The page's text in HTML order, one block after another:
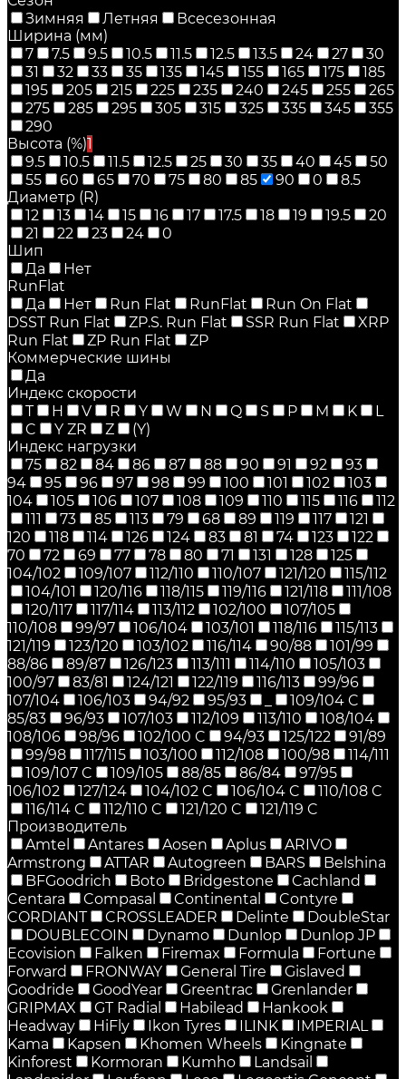
Зимняя
Летняя
Всесезонная
Ширина (мм)
7
7.5 9.5 10.5 11.5 12.5 13.5 24 27
30
31
32 33 35 135 145 155 165 175
185
195
205 215 225 235 240 245 255
265
275
285 295 305 315 325 335 345
355
290
Высота (%)1
9.5
10.5 11.5 12.5 25 30 35 40 45
50
55
60 65 70 75 80 85 90 0
8.5
Диаметр (R)
12
13 14 15 16 17 17.5 18 19 19.5
20
21
22 23 24
0
Шип
Да
Нет
RunFlat
Да
Нет Run Flat RunFlat
Run On Flat
DSST Run Flat
ZP.S. Run Flat SSR Run Flat
XRP
Run Flat
ZP Run Flat
ZP
Коммерческие шины
Да
Индекс скорости
T
H V R Y W N Q S P M K
L
C
Y ZR Z
(Y)
Индекс нагрузки
75
82 84 86 87 88 90 91 92
93
94
95 96 97 98 99 100 101 102
103
104
105 106 107 108 109 110 115 116
112
111
73 85 113 79 68 89 119 117
121
120
118 114 126 124 83 81 74 123
122
70
72 69 77 78 80 71 131 128
125
104/102
109/107 112/110 110/107 121/120
115/112
104/101
120/116 118/115 119/116 121/118
111/108
120/117
117/114 113/112 102/100
107/105
110/108
99/97 106/104 103/101 118/116
115/113
121/119
123/120 103/102 116/114 90/88
101/99
88/86
89/87 126/123 113/111 114/110
105/103
100/97
83/81 124/121 122/119 116/113
99/96
107/104
106/103 94/92 95/93
109/104 C
85/83
96/93 107/103 112/109 113/110
108/104
108/106
98/96 102/100 C 94/93 125/122
91/89
99/98
117/115 103/100 112/108 100/98
114/111
109/107 C
109/105 88/85 86/84
97/95
106/102
127/124 104/102 C 106/104 C
110/108 C
116/114 C
112/110 C 121/120 C
121/119 C
Производитель
Amtel
Antares Aosen Aplus
ARIVO
Armstrong
ATTAR Autogreen BARS
Belshina
BFGoodrich
Boto Bridgestone
Cachland
Centara
Compasal Continental
Contyre
CORDIANT
CROSSLEADER Delinte
DoubleStar
DOUBLECOIN
Dynamo Dunlop
Dunlop JP
Ecovision
Falken Firemax Formula
Fortune
Forward
FRONWAY General Tire
Gislaved
Goodride
GoodYear Greentrac
Grenlander
GRIPMAX
GT Radial Habilead
Hankook
Headway
HiFly Ikon Tyres ILINK
IMPERIAL
Kama
Kapsen Khomen Wheels
Kingnate
Kinforest
Kormoran Kumho
Landsail